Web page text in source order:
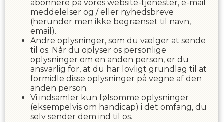
abonnere på vores website-tjenester, e-mail
meddelelser og / eller nyhedsbreve
(herunder men ikke begrænset til navn,
email).
Andre oplysninger, som du vælger at sende
til os. Når du oplyser os personlige
oplysninger om en anden person, er du
ansvarlig for, at du har lovligt grundlag til at
formidle disse oplysninger på vegne af den
anden person.
Vi indsamler kun følsomme oplysninger
(eksempelvis om handicap) i det omfang, du
selv sender dem ind til os.